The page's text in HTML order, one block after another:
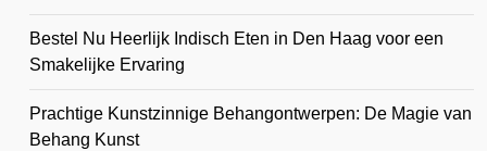
Bestel Nu Heerlijk Indisch Eten in Den Haag voor een
Smakelijke Ervaring
Prachtige Kunstzinnige Behangontwerpen: De Magie van
Behang Kunst